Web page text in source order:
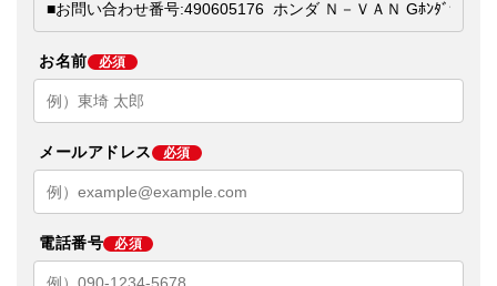
お名前 必須
メールアドレス 必須
電話番号 必須